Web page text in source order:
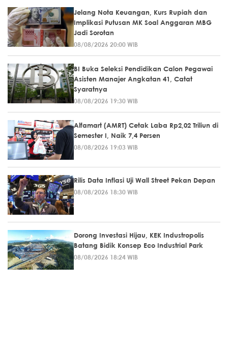
Jelang Nota Keuangan, Kurs Rupiah dan
Implikasi Putusan MK Soal Anggaran MBG
Jadi Sorotan
08/08/2026 20:00 WIB
BI Buka Seleksi Pendidikan Calon Pegawai
Asisten Manajer Angkatan 41, Catat
Syaratnya
08/08/2026 19:30 WIB
Alfamart (AMRT) Cetak Laba Rp2,02 Triliun di
Semester I, Naik 7,4 Persen
08/08/2026 19:03 WIB
Rilis Data Inflasi Uji Wall Street Pekan Depan
08/08/2026 18:30 WIB
Dorong Investasi Hijau, KEK Industropolis
Batang Bidik Konsep Eco Industrial Park
08/08/2026 18:24 WIB